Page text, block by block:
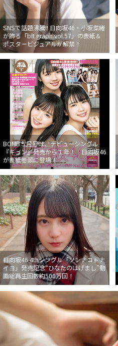
SNSで話題沸騰!! 日向坂46・小坂菜緒
が飾る「blt graph.vol.57」の表紙＆
ポスタービジュアルが解禁！
BOMB５月号は、デビューシングル
『キュン』発売から１年！ 日向坂46
が表紙巻頭に登場！
日向坂46 4thシングル「ソンナコトナ
イヨ」発売記念“ひなたのはげまし”動
画総再生回数約500万回！